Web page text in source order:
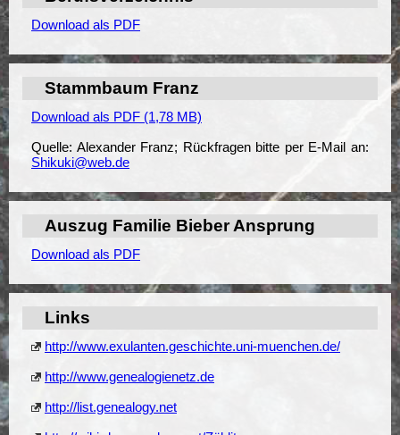
Download als PDF
Stammbaum Franz
Download als PDF (1,78 MB)
Quelle: Alexander Franz; Rückfragen bitte per E-Mail an:
Shikuki@web.de
Auszug Familie Bieber Ansprung
Download als PDF
Links
http://www.exulanten.geschichte.uni-muenchen.de/
http://www.genealogienetz.de
http://list.genealogy.net